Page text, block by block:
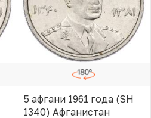
5 афгани 1961 года (SH
1340) Афганистан